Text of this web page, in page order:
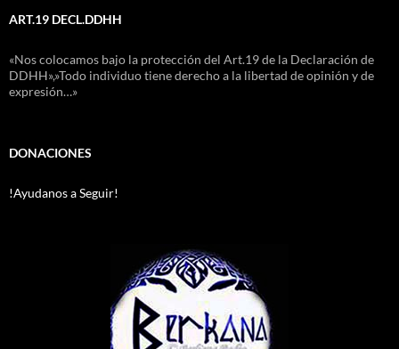
ART.19 DECL.DDHH
«Nos colocamos bajo la protección del Art.19 de la Declaración de
DDHH»,»Todo individuo tiene derecho a la libertad de opinión y de
expresión…»
DONACIONES
!Ayudanos a Seguir!